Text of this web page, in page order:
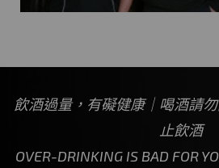
飲酒過量，有礙健康｜喝酒請
止飲酒
OVER-DRINKING IS BAD FOR